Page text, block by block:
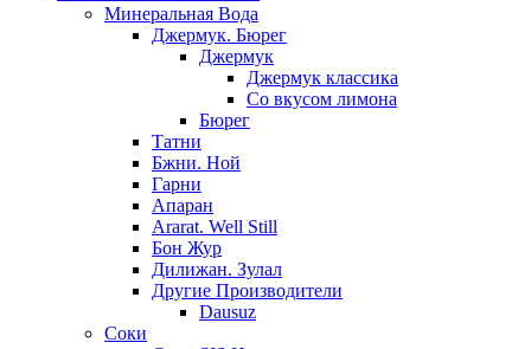
Минеральная Вода
Джермук. Бюрег
Джермук
Джермук классика
Со вкусом лимона
Бюрег
Татни
Бжни. Ной
Гарни
Апаран
Ararat. Well Still
Бон Жур
Дилижан. Зулал
Другие Производители
Dausuz
Соки